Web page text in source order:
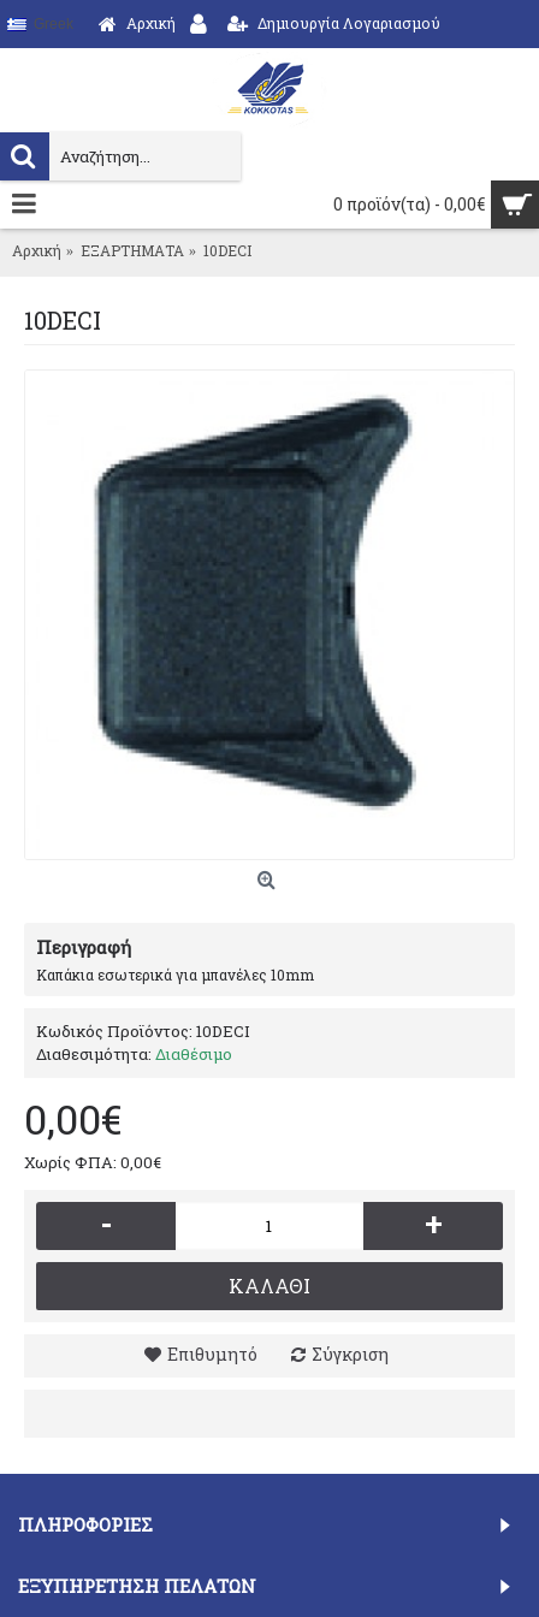
Greek Αρχική Δημιουργία Λογαριασμού
0 προϊόν(τα) - 0,00€
Αρχική ΕΞΑΡΤΗΜΑΤΑ 10DECI
10DECI
Περιγραφή
Καπάκια εσωτερικά για μπανέλες 10mm
Κωδικός Προϊόντος: 10DECI
Διαθεσιμότητα: Διαθέσιμο
0,00€
Χωρίς ΦΠΑ: 0,00€
- +
ΚΑΛΆΘΙ
Επιθυμητό Σύγκριση
ΠΛΗΡΟΦΟΡΊΕΣ
ΕΞΥΠΗΡΈΤΗΣΗ ΠΕΛΑΤΏΝ